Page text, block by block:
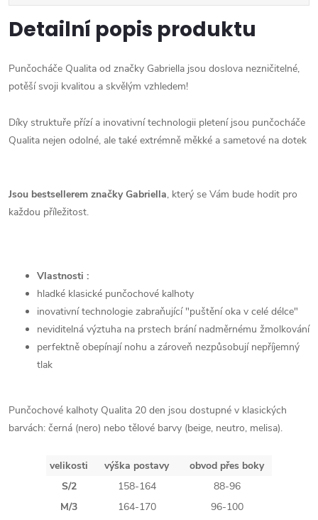
Detailní popis produktu
Punčocháče Qualita od značky Gabriella jsou doslova nezničitelné,
potěší svoji kvalitou a skvělým vzhledem!
Díky struktuře přízí a inovativní technologii pletení jsou punčocháče
Qualita nejen odolné, ale také extrémně měkké a sametové na dotek
Jsou bestsellerem značky Gabriella, který se Vám bude hodit pro
každou příležitost.
Vlastnosti :
hladké klasické punčochové kalhoty
inovativní technologie zabraňující "puštění oka v celé délce"
neviditelná výztuha na prstech brání nadměrnému žmolkování
perfektně obepínají nohu a zároveň nezpůsobují nepříjemný
tlak
Punčochové kalhoty Qualita 20 den jsou dostupné v klasických
barvách: černá (nero) nebo tělové barvy (beige, neutro, melisa).
velikosti výška postavy
obvod přes boky
S/2
158-164
88-96
M/3
164-170
96-100